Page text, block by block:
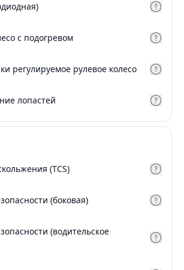
с подогревом
регулируемое рулевое колесо
лопастей
(TCS)
(боковая)
(водительское